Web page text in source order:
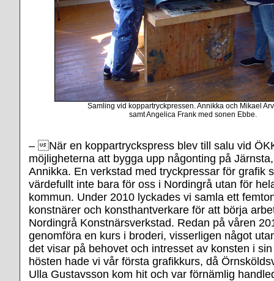
Samling vid koppartryckpressen. Annikka och Mikael
samt Angelica Frank med sonen Ebbe.
– När en koppartryckspress blev till salu vid
möjligheterna att bygga upp någonting på
Annikka. En verkstad med tryckpressar för grafik
värdefullt inte bara för oss i Nordingrå utan för
kommun. Under 2010 lyckades vi samla ett
konstnärer och konsthantverkare för att börja
Nordingrå Konstnärsverkstad. Redan på våren
genomföra en kurs i broderi, visserligen något
det visar på behovet och intresset av konsten i
hösten hade vi vår första grafikkurs, då
Ulla Gustavsson kom hit och var förnämlig